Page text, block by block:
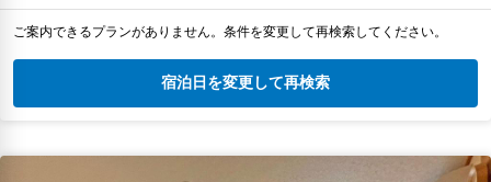
ご案内できるプランがありません。条件を変更して再検索してください。
宿泊日を変更して再検索